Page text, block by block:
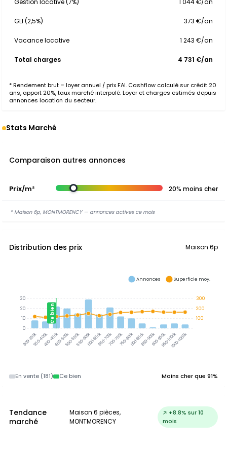
Gestion locative (7%) 1 044 €/an
GLI (2,5%) 373 €/an
Vacance locative 1 243 €/an
Total charges 4 731 €/an
* Rendement brut = loyer annuel / prix FAI. Cashflow calculé sur crédit 20
ans, apport 20%, taux marché interpolé. Loyer et charges estimés depuis
annonces location du secteur.
Stats Marché
Comparaison autres annonces
Prix/m² 20% moins cher
* Maison 6p, MONTMORENCY — annonces actives ce mois
Distribution des prix Maison 6p
300-350k350-400k400-450k450-500k500-550k550-600k600-650k650-700k700-750k750-800k800-850k850-900k900-950k950-1000k1000-1050k
Ce bien
300
200
100
30
20
10
0
Annonces Superficie moy.
En vente (181) Ce bien Moins cher que 91%
Tendance
marché
Maison 6 pièces,
MONTMORENCY
↗ +8.8% sur 10
mois